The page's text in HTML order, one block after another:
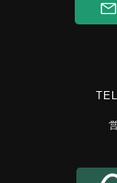
TEL